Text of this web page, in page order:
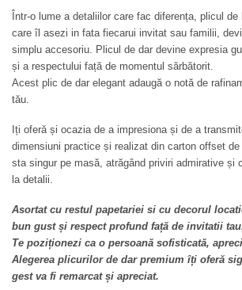
Într-o lume a detaliilor care fac diferența, plicul
care îl asezi in fata fiecarui invitat sau familii,
simplu accesoriu. Plicul de dar devine expresia
și a respectului față de momentul sărbătorit.
Acest plic de dar elegant adaugă o notă de
tău.
Iți oferă și ocazia de a impresiona și de a
dimensiuni practice și realizat din carton offset
sta singur pe masă, atrăgând priviri admirative și
la detalii.
Asortat cu restul papetariei si cu decorul
bun gust și respect profund față de invitatii
Te poziționezi ca o persoană sofisticată,
Alegerea plicurilor de dar premium îți oferă
gest va fi remarcat și apreciat.